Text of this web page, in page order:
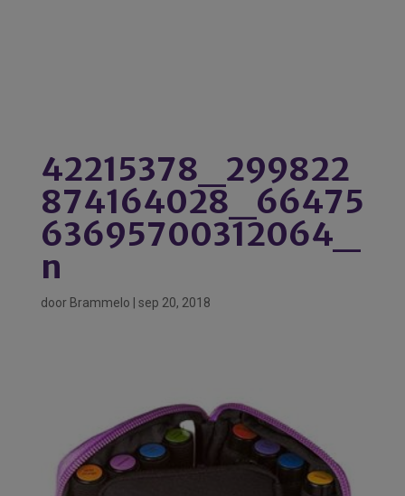
42215378_299822
874164028_66475
63695700312064_
n
door Brammelo sep 20, 2018